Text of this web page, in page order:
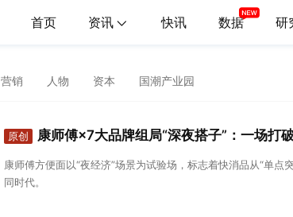
首页 资讯 快讯 数据 研
营销 人物 资本 国潮产业园
原创 康师傅×7大品牌组局“深夜搭子”：一场打
康师傅方便面以“夜经济”场景为试验场，标志着快消品从“单点
同时代。